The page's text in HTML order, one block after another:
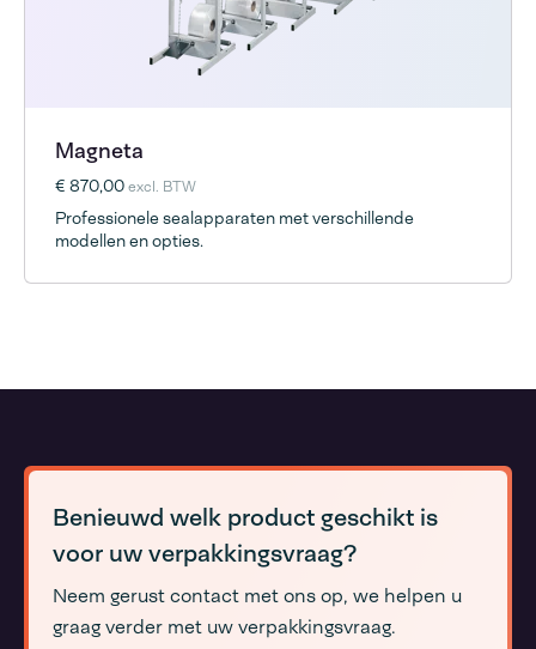
Magneta
€ 870,00excl. BTW
Professionele sealapparaten met verschillende
modellen en opties.
Benieuwd welk product geschikt is
voor uw verpakkingsvraag?
Neem gerust contact met ons op, we helpen u
graag verder met uw verpakkingsvraag.